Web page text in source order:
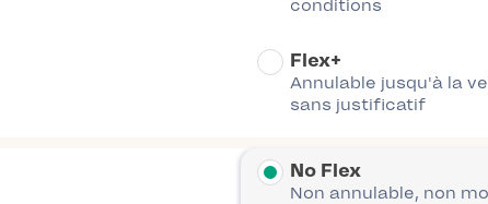
conditions
Flex+
Annulable jusqu'à la
sans justificatif
No Flex
Non annulable, non